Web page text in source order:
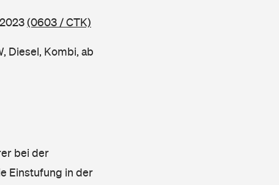
(0603 / CTK)
Diesel, Kombi, ab
bei der
Einstufung in der